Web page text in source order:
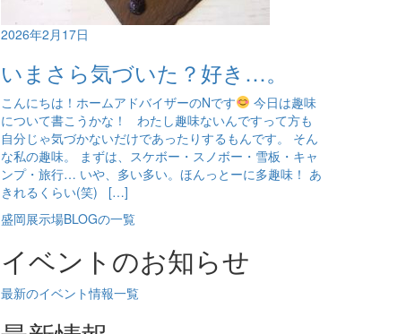
2026年2月17日
いまさら気づいた？好き…。
こんにちは！ホームアドバイザーのNです
今日は趣味
について書こうかな！ わたし趣味ないんですって方も
自分じゃ気づかないだけであったりするもんです。 そん
な私の趣味。 まずは、スケボー・スノボー・雪板・キャ
ンプ・旅行… いや、多い多い。ほんっとーに多趣味！ あ
きれるくらい(笑) […]
盛岡展示場BLOGの一覧
イベントのお知らせ
最新のイベント情報一覧